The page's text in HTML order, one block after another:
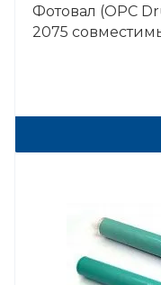
Фотовал (OPC
2075